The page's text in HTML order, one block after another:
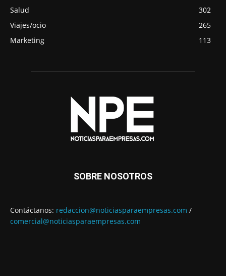
Salud
302
Viajes/ocio
265
Marketing
113
SOBRE NOSOTROS
Contáctanos: redaccion@noticiasparaempresas.com /
comercial@noticiasparaempresas.com